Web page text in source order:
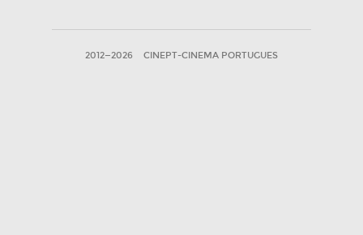
2012—2026 CINEPT-CINEMA PORTUGUES